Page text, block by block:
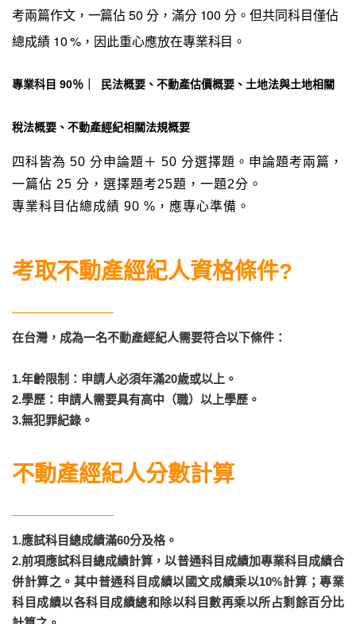
考兩篇作文，一篇佔 50 分，滿分 100 分。但共同科目僅佔
總成績 10 %，因此重心應放在專業科目。
專業科目 90％ ｜ 民法概要、不動產估價概要、土地法與土地相關
稅法概要、不動產經紀相關法規概要
四科皆為 50 分申論題＋ 50 分選擇題。申論題考兩篇，
一篇佔 25 分，選擇題考25題，一題2分。
專業科目佔總成績 90 %，應專心準備。
考取不動產經紀人資格條件?
在台灣，成為一名不動產經紀人需要符合以下條件：
1.年齡限制：申請人必須年滿20歲或以上。
2.學歷：申請人需要具有高中（職）以上學歷。
3.無犯罪紀錄。
不動產經紀人分數計算
1.應試科目總成績滿60分及格。
2.前項應試科目總成績計算，以普通科目成績加專業科目成績合
併計算之。其中普通科目成績以國文成績乘以10%計算；專業
科目成績以各科目成績總和除以科目數再乘以所占剩餘百分比